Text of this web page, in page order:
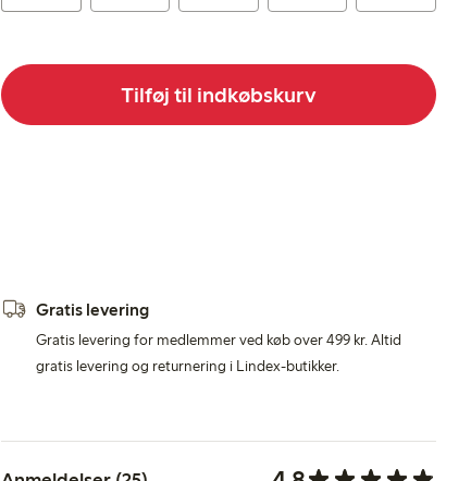
Tilføj til indkøbskurv
Gratis levering
Gratis levering for medlemmer ved køb over 499 kr. Altid
gratis levering og returnering i Lindex-butikker.